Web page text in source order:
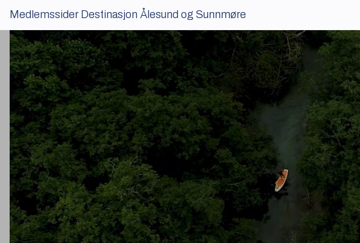
Medlemssider Destinasjon Ålesund og Sunnmøre
Kursportal